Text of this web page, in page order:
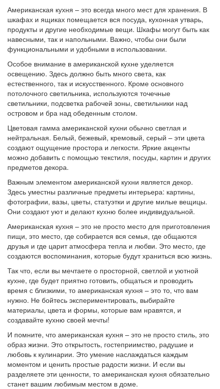
Американская кухня – это всегда много мест для хранения. В
шкафах и ящиках помещается вся посуда, кухонная утварь,
продукты и другие необходимые вещи. Шкафы могут быть как
навесными, так и напольными. Важно, чтобы они были
функциональными и удобными в использовании.
Особое внимание в американской кухне уделяется
освещению. Здесь должно быть много света, как
естественного, так и искусственного. Кроме основного
потолочного светильника, используются точечные
светильники, подсветка рабочей зоны, светильники над
островом и бра над обеденным столом.
Цветовая гамма американской кухни обычно светлая и
нейтральная. Белый, бежевый, кремовый, серый – эти цвета
создают ощущение простора и легкости. Яркие акценты
можно добавить с помощью текстиля, посуды, картин и других
предметов декора.
Важным элементом американской кухни является декор.
Здесь уместны различные предметы интерьера: картины,
фотографии, вазы, цветы, статуэтки и другие милые вещицы.
Они создают уют и делают кухню более индивидуальной.
Американская кухня – это не просто место для приготовления
пищи, это место, где собирается вся семья, где общаются
друзья и где царит атмосфера тепла и любви. Это место, где
создаются воспоминания, которые будут храниться всю жизнь.
Так что, если вы мечтаете о просторной, светлой и уютной
кухне, где будет приятно готовить, общаться и проводить
время с близкими, то американская кухня – это то, что вам
нужно. Не бойтесь экспериментировать, выбирайте
материалы, цвета и формы, которые вам нравятся, и
создавайте кухню своей мечты!
И помните, что американская кухня – это не просто стиль, это
образ жизни. Это открытость, гостеприимство, радушие и
любовь к кулинарии. Это умение наслаждаться каждым
моментом и ценить простые радости жизни. И если вы
разделяете эти ценности, то американская кухня обязательно
станет вашим любимым местом в доме.